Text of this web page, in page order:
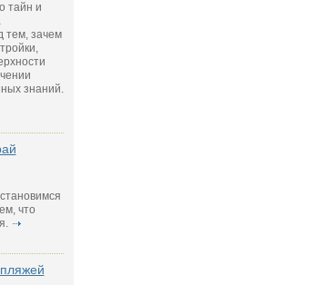
тайн и
тем, зачем
знаний.
что